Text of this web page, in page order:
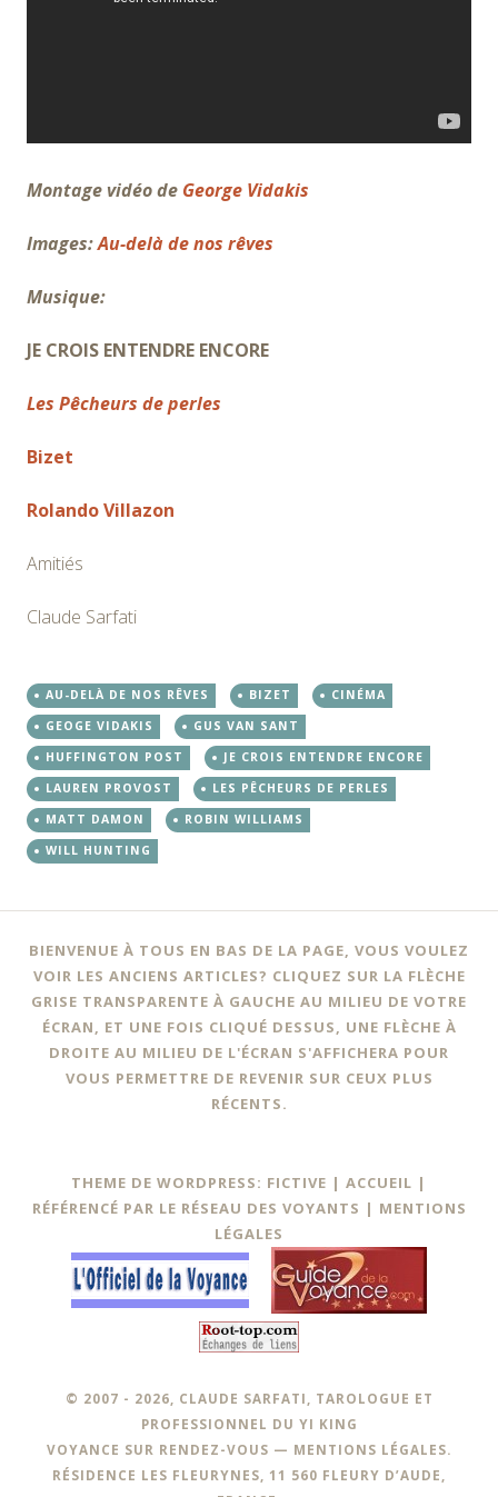
Montage vidéo de George Vidakis
Images:Au-delà de nos rêves
Musique:
JE CROIS ENTENDRE ENCORE
Les Pêcheurs de perles
Bizet
Rolando Villazon
Amitiés
Claude Sarfati
AU-DELÀ DE NOS RÊVES BIZET
CINÉMA
GEOGE VIDAKIS
GUS VAN SANT
HUFFINGTON POST
JE CROIS ENTENDRE ENCORE
LAUREN PROVOST
LES PÊCHEURS DE PERLES
MATT DAMON
ROBIN WILLIAMS
WILL HUNTING
BIENVENUE À TOUS EN BAS DE LA PAGE, VOUS VOULEZ
VOIR LES ANCIENS ARTICLES? CLIQUEZ SUR LA FLÈCHE
GRISE TRANSPARENTE À GAUCHE AU MILIEU DE VOTRE
ÉCRAN, ET UNE FOIS CLIQUÉ DESSUS, UNE FLÈCHE À
DROITE AU MILIEU DE L'ÉCRAN S'AFFICHERA POUR
VOUS PERMETTRE DE REVENIR SUR CEUX PLUS
RÉCENTS.
THEME DE WORDPRESS: FICTIVE | ACCUEIL |
RÉFÉRENCÉ PAR LE RÉSEAU DES VOYANTS | MENTIONS
LÉGALES
© 2007 - 2026, CLAUDE SARFATI, TAROLOGUE ET
PROFESSIONNEL DU YI KING
VOYANCE SUR RENDEZ-VOUS — MENTIONS LÉGALES.
RÉSIDENCE LES FLEURYNES, 11 560 FLEURY D’AUDE,